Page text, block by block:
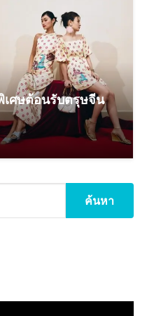
เศษต้อนรับตรุษจีน